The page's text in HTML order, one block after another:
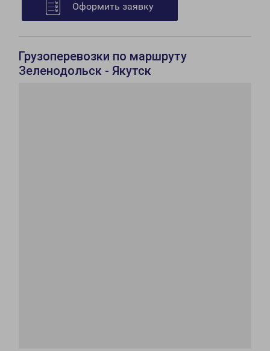
Оформить заявку
Грузоперевозки по маршруту
Зеленодольск - Якутск